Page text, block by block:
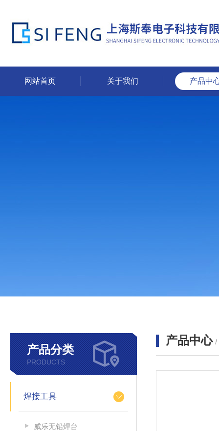
网站首页 关于我们 产品中
产品分类
PRODUCTS
焊接工具
威乐无铅焊台
产品中心 /